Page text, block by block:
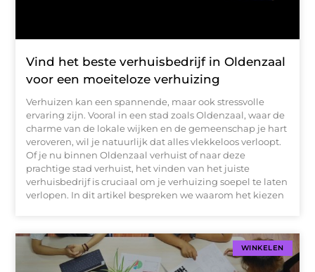
Vind het beste verhuisbedrijf in Oldenzaal
voor een moeiteloze verhuizing
Verhuizen kan een spannende, maar ook stressvolle
ervaring zijn. Vooral in een stad zoals Oldenzaal, waar de
charme van de lokale wijken en de gemeenschap je hart
veroveren, wil je natuurlijk dat alles vlekkeloos verloopt.
Of je nu binnen Oldenzaal verhuist of naar deze
prachtige stad verhuist, het vinden van het juiste
verhuisbedrijf is cruciaal om je verhuizing soepel te laten
verlopen. In dit artikel bespreken we waarom het kiezen
WINKELEN